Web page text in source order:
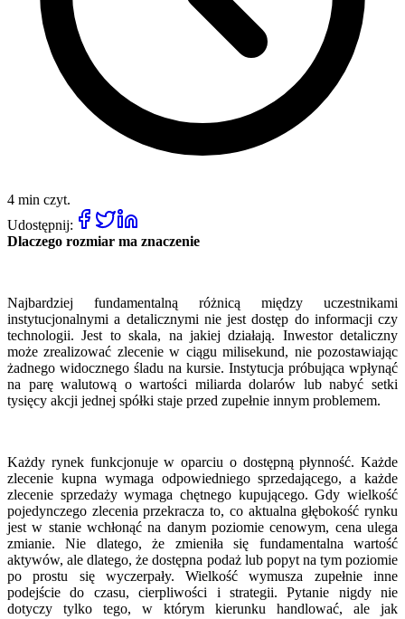
4 min czyt.
Udostępnij:
Dlaczego rozmiar ma znaczenie
Najbardziej fundamentalną różnicą między uczestnikami
instytucjonalnymi a detalicznymi nie jest dostęp do informacji czy
technologii. Jest to skala, na jakiej działają. Inwestor detaliczny
może zrealizować zlecenie w ciągu milisekund, nie pozostawiając
żadnego widocznego śladu na kursie. Instytucja próbująca wpłynąć
na parę walutową o wartości miliarda dolarów lub nabyć setki
tysięcy akcji jednej spółki staje przed zupełnie innym problemem.
Każdy rynek funkcjonuje w oparciu o dostępną płynność. Każde
zlecenie kupna wymaga odpowiedniego sprzedającego, a każde
zlecenie sprzedaży wymaga chętnego kupującego. Gdy wielkość
pojedynczego zlecenia przekracza to, co aktualna głębokość rynku
jest w stanie wchłonąć na danym poziomie cenowym, cena ulega
zmianie. Nie dlatego, że zmieniła się fundamentalna wartość
aktywów, ale dlatego, że dostępna podaż lub popyt na tym poziomie
po prostu się wyczerpały. Wielkość wymusza zupełnie inne
podejście do czasu, cierpliwości i strategii. Pytanie nigdy nie
dotyczy tylko tego, w którym kierunku handlować, ale jak